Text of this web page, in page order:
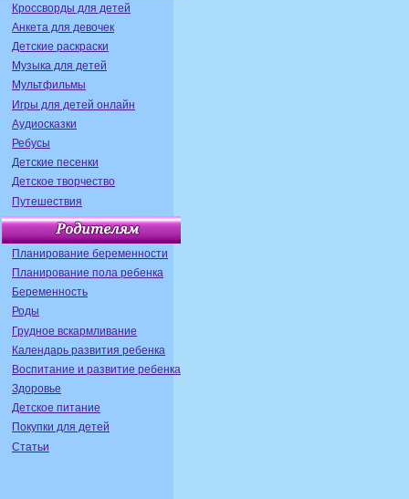
Кроссворды для детей
Анкета для девочек
Детские раскраски
Музыка для детей
Мультфильмы
Игры для детей онлайн
Аудиосказки
Ребусы
Детские песенки
Детское творчество
Путешествия
Планирование беременности
Планирование пола ребенка
Беременность
Роды
Грудное вскармливание
Календарь развития ребенка
Воспитание и развитие ребенка
Здоровье
Детское питание
Покупки для детей
Статьи